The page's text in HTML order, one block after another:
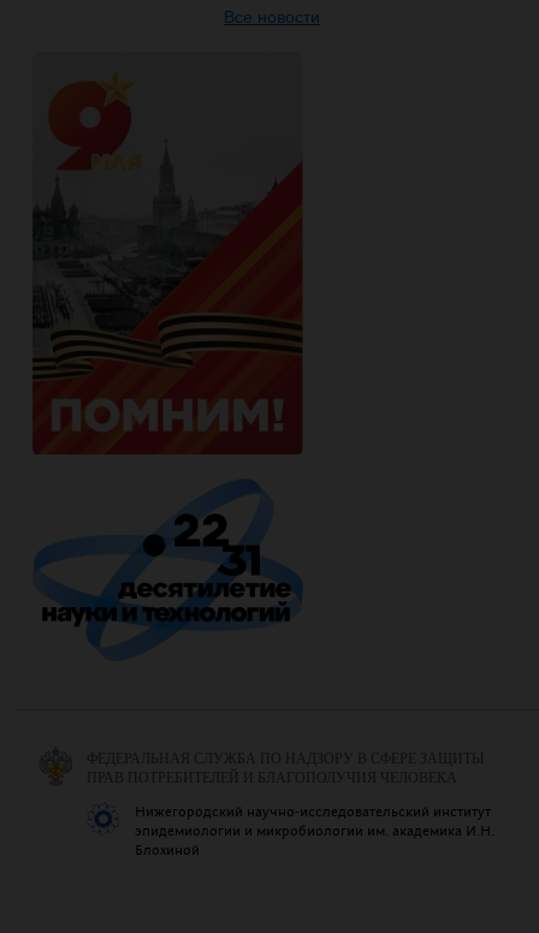
Все новости
ФЕДЕРАЛЬНАЯ СЛУЖБА ПО НАДЗОРУ В СФЕРЕ ЗАЩИТЫ
ПРАВ ПОТРЕБИТЕЛЕЙ И БЛАГОПОЛУЧИЯ ЧЕЛОВЕКА
Нижегородский научно-исследовательский институт
эпидемиологии и микробиологии им. академика И.Н.
Блохиной